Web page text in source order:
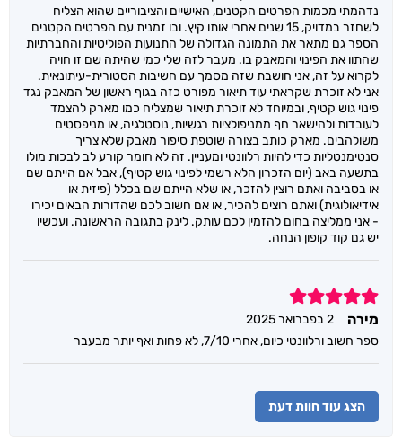
נדהמתי מכמות הפרטים הקטנים, האישיים והציבוריים שהוא הצליח
לשחזר במדויק, 15 שנים אחרי אותו קיץ. ובו זמנית עם הפרטים הקטנים
הספר גם מתאר את התמונה הגדולה של התנועות הפוליטיות והחברתיות
שהתוו את הפינוי והמאבק בו. מעבר לזה שלי כמי שהיתה שם זו חויה
לקרוא על זה, אני חושבת שזה מסמך עם חשיבות הסטורית-עיתונאית.
אני לא זוכרת שקראתי עוד תיאור מפורט כזה בגוף ראשון של המאבק נגד
פינוי גוש קטיף, ובמיוחד לא זוכרת תיאור שמצליח כמו מארק להצמד
לעובדות ולהישאר חף ממניפולציות רגשיות, נוסטלגיה, או מניפסטים
משולהבים. מארק כותב בצורה שוטפת סיפור מאבק שלא צריך
סנטימנטליות כדי להיות רלוונטי ומעניין. זה לא חומר קורע לב לבכות מולו
בתשעה באב (יום הזכרון הלא רשמי לפינוי גוש קטיף), אבל אם הייתם שם
או בסביבה ואתם רוצין להזכר, או שלא הייתם שם בכלל (פיזית או
אידיאולוגית) ואתם רוצים להכיר, או אם חשוב לכם שהדורות הבאים יכירו
- אני ממליצה בחום להזמין לכם עותק. לינק בתגובה הראשונה. ועכשיו
יש גם קוד קופון הנחה.
5
מירה
2 בפברואר 2025
ספר חשוב ורלוונטי כיום, אחרי 7/10, לא פחות ואף יותר מבעבר
הצג עוד חוות דעת